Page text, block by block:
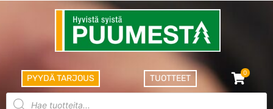
PYYDÄ TARJOUS TUOTTEET
0